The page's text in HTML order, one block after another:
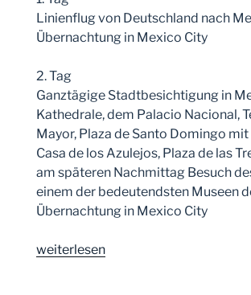
Linienflug von Deutschland nach
Übernachtung in Mexico City
2. Tag
Ganztägige Stadtbesichtigung in
Kathedrale, dem Palacio Nacional,
Mayor, Plaza de Santo Domingo
Casa de los Azulejos, Plaza de las
am späteren Nachmittag Besuch
einem der bedeutendsten Museen
Übernachtung in Mexico City
„Inspiration
weiterlesen